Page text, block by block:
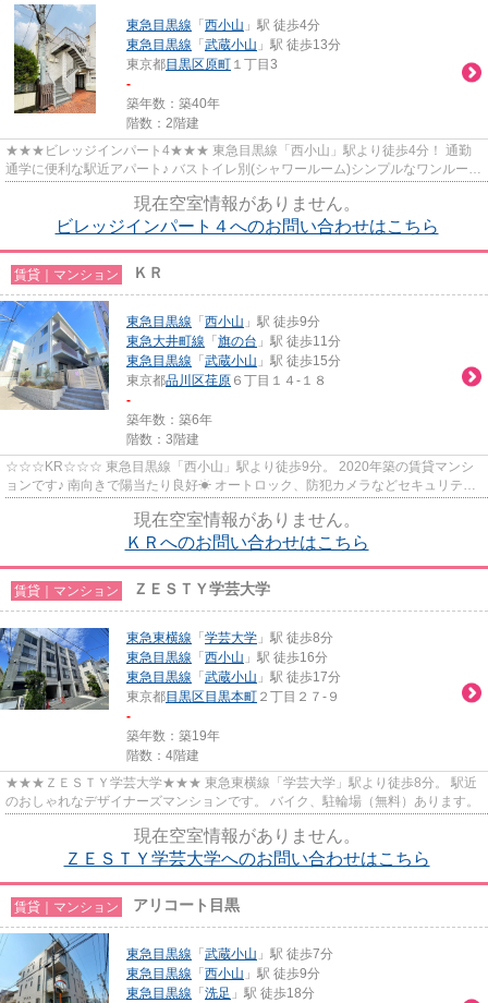
東急目黒線 「 西小山 」駅 徒歩4分
東急目黒線 「 武蔵小山 」駅 徒歩13分
東京都目黒区原町 １丁目3
-
築年数：築40年
階数：2階建
★★★ビレッジインパート4★★★ 東急目黒線「西小山」駅より徒歩4分！ 通勤
通学に便利な駅近アパート♪ バストイレ別(シャワールーム)シンプルなワンルーム
現在空室情報がありません。
ビレッジインパート４へのお問い合わせはこちら
賃貸｜マンション ＫＲ
東急目黒線 「 西小山 」駅 徒歩9分
東急大井町線 「 旗の台 」駅 徒歩11分
東急目黒線 「 武蔵小山 」駅 徒歩15分
東京都品川区荏原 ６丁目１４-１８
-
築年数：築6年
階数：3階建
☆☆☆KR☆☆☆ 東急目黒線「西小山」駅より徒歩9分。 2020年築の賃貸マンシ
ョンです♪ 南向きで陽当たり良好☀ オートロック、防犯カメラなどセキュリティ
現在空室情報がありません。
ＫＲへのお問い合わせはこちら
賃貸｜マンション ＺＥＳＴＹ学芸大学
東急東横線 「 学芸大学 」駅 徒歩8分
東急目黒線 「 西小山 」駅 徒歩16分
東急目黒線 「 武蔵小山 」駅 徒歩17分
東京都目黒区 目黒本町 ２丁目２７-９
-
築年数：築19年
階数：4階建
★★★ＺＥＳＴＹ学芸大学★★★ 東急東横線「学芸大学」駅より徒歩8分。 駅近
のおしゃれなデザイナーズマンションです。 バイク、駐輪場（無料）あります。
現在空室情報がありません。
ＺＥＳＴＹ学芸大学へのお問い合わせはこちら
賃貸｜マンション アリコート目黒
東急目黒線 「 武蔵小山 」駅 徒歩7分
東急目黒線 「 西小山 」駅 徒歩9分
東急目黒線 「 洗足 」駅 徒歩18分